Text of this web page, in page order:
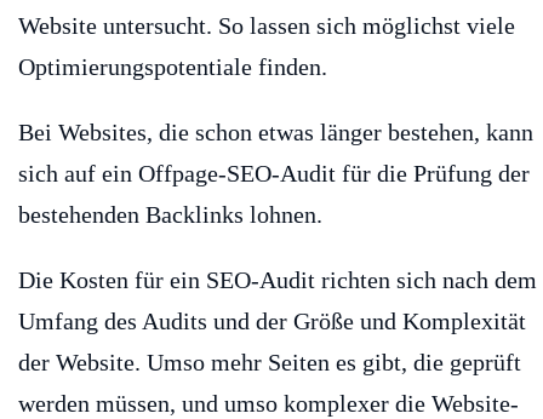
Website untersucht. So lassen sich möglichst viele
Optimierungspotentiale finden.
Bei Websites, die schon etwas länger bestehen, kann
sich auf ein Offpage-SEO-Audit für die Prüfung der
bestehenden Backlinks lohnen.
Die Kosten für ein SEO-Audit richten sich nach dem
Umfang des Audits und der Größe und Komplexität
der Website. Umso mehr Seiten es gibt, die geprüft
werden müssen, und umso komplexer die Website-